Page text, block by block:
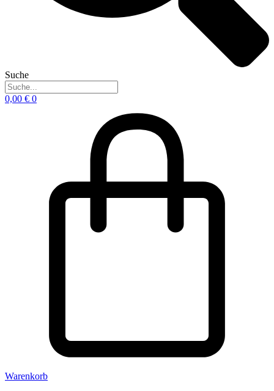
Suche
0,00 € 0
Warenkorb